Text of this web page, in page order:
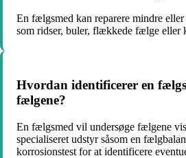
En fælgsmed kan reparere mindre
som ridser, buler, flækkede fælge eller
Hvordan identificerer en
fælgene?
En fælgsmed vil undersøge fælgene
specialiseret udstyr såsom en
korrosionstest for at identificere